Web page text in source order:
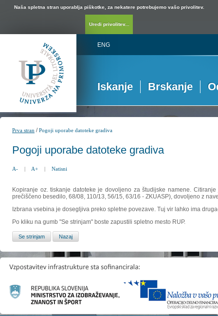
Naša spletna stran uporablja piškotke, za nekatere potrebujemo vašo privolitev.
Uredi privolitev...
ENG
Iskanje Brskanje
Prva stran /Pogoji uporabe datoteke gradiva
Pogoji uporabe datoteke gradiva
A- | A+ | Natisni
Kopiranje oz. tiskanje datoteke je dovoljeno za študijske namene.
prečiščeno besedilo, 68/08, 110/13, 56/15, 63/16 - ZKUASP), dovoljeno z
Izbrana vsebina je dosegljiva preko spletne povezave. Tuj vir lahko ima
Po kliku na gumb "Se strinjam" boste zapustili spletno mesto RUP.